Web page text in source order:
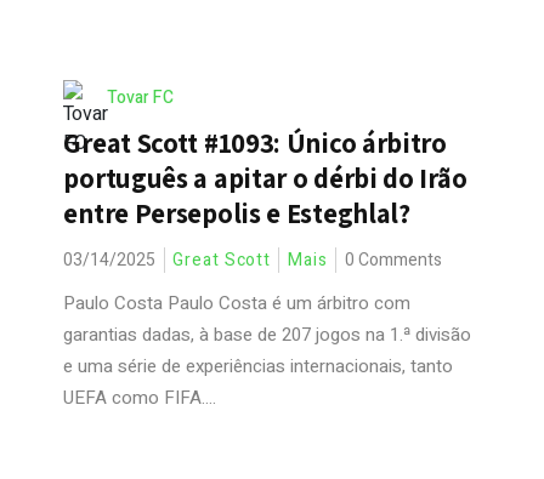
Tovar FC
Great Scott #1093: Único árbitro
português a apitar o dérbi do Irão
entre Persepolis e Esteghlal?
03/14/2025 Great Scott Mais 0 Comments
Paulo Costa Paulo Costa é um árbitro com
garantias dadas, à base de 207 jogos na 1.ª divisão
e uma série de experiências internacionais, tanto
UEFA como FIFA....